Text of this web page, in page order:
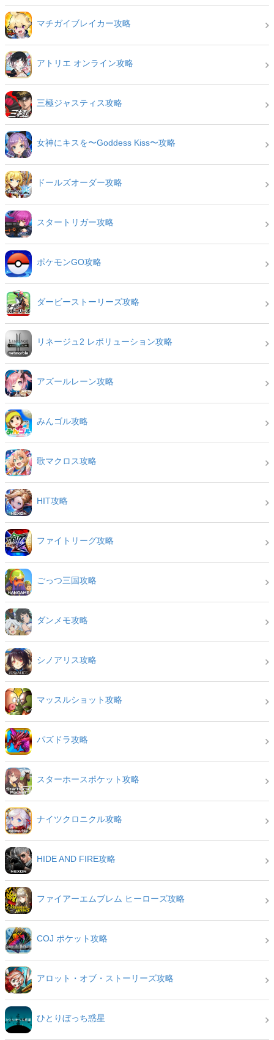
マチガイブレイカー攻略
アトリエ オンライン攻略
三極ジャスティス攻略
女神にキスを〜Goddess Kiss〜攻略
ドールズオーダー攻略
スタートリガー攻略
ポケモンGO攻略
ダービーストーリーズ攻略
リネージュ2 レボリューション攻略
アズールレーン攻略
みんゴル攻略
歌マクロス攻略
HIT攻略
ファイトリーグ攻略
ごっつ三国攻略
ダンメモ攻略
シノアリス攻略
マッスルショット攻略
パズドラ攻略
スターホースポケット攻略
ナイツクロニクル攻略
HIDE AND FIRE攻略
ファイアーエムブレム ヒーローズ攻略
COJ ポケット攻略
アロット・オブ・ストーリーズ攻略
ひとりぼっち惑星